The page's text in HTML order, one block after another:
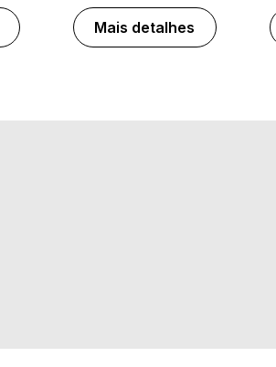
Mais detalhes